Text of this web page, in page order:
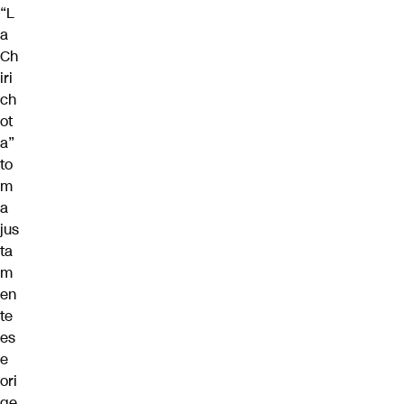
“L
a
Ch
iri
ch
ot
a”
to
m
a
jus
ta
m
en
te
es
e
ori